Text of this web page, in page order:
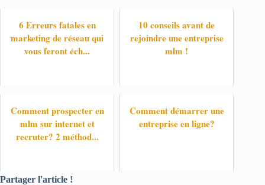
6 Erreurs fatales en
marketing de réseau qui
vous feront éch...
10 conseils avant de
rejoindre une entreprise
mlm !
Comment prospecter en
mlm sur internet et
recruter? 2 méthod...
Comment démarrer une
entreprise en ligne?
Partager l'article !